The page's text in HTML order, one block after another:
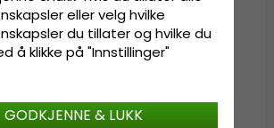
:One size
eller velg hvilke
du tillater og hvilke du
å klikke på "Innstillinger"
GODKJENNE & LUKK